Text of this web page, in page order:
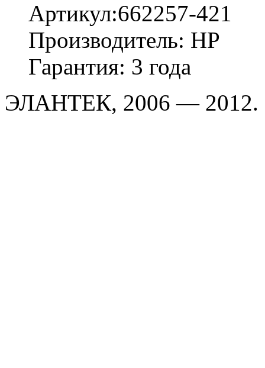
Артикул:662257-421
Производитель: HP
Гарантия: 3 года
ЭЛАНТЕК, 2006 — 2012.